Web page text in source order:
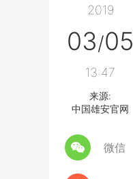
2019
03/05
13:47
来源:
中国雄安官网
微信